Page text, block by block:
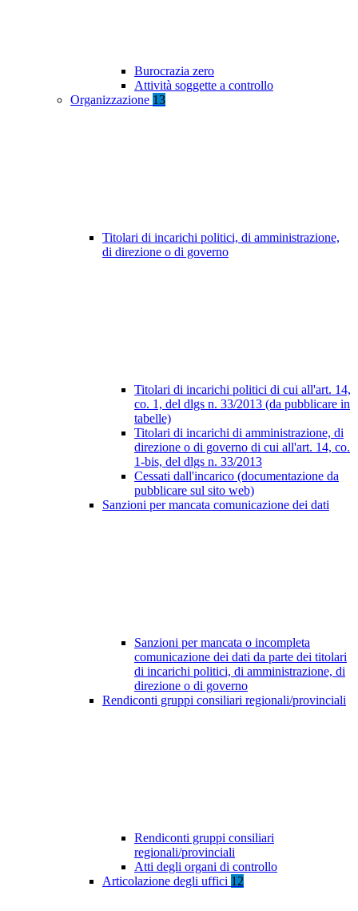
Burocrazia zero
Attività soggette a controllo
Organizzazione 13
Titolari di incarichi politici, di amministrazione,
di direzione o di governo
Titolari di incarichi politici di cui all'art. 14,
co. 1, del dlgs n. 33/2013 (da pubblicare in
tabelle)
Titolari di incarichi di amministrazione, di
direzione o di governo di cui all'art. 14, co.
1-bis, del dlgs n. 33/2013
Cessati dall'incarico (documentazione da
pubblicare sul sito web)
Sanzioni per mancata comunicazione dei dati
Sanzioni per mancata o incompleta
comunicazione dei dati da parte dei titolari
di incarichi politici, di amministrazione, di
direzione o di governo
Rendiconti gruppi consiliari regionali/provinciali
Rendiconti gruppi consiliari
regionali/provinciali
Atti degli organi di controllo
Articolazione degli uffici 12